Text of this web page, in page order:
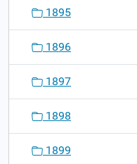
1895
1896
1897
1898
1899